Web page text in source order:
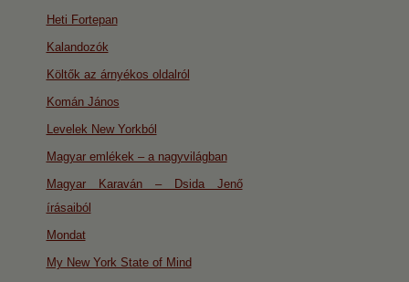
Heti Fortepan
Kalandozók
Költők az árnyékos oldalról
Komán János
Levelek New Yorkból
Magyar emlékek – a nagyvilágban
Magyar Karaván – Dsida Jenő
írásaiból
Mondat
My New York State of Mind